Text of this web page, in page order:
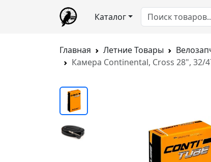
Каталог
Главная Летние Товары
Камера Continental, Cross 28", 32/